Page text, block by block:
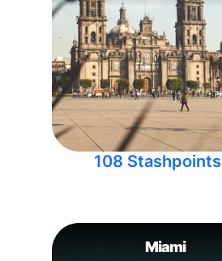
108 Stashpoints
Miami